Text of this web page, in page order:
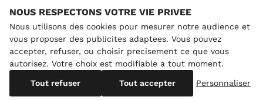
SO LUNETTES
jusqu'au 28/08/2026 inclus. Vous pouvez continuer a
commander : les expéditions reprennent le 29/08/2026.
Copyright SO-LUNETTES . All Rights Reserved
NOUS RESPECTONS VOTRE VIE PRIVEE
Nous utilisons des cookies pour mesurer notre audience et
vous proposer des publicites adaptees. Vous pouvez
accepter, refuser, ou choisir precisement ce que vous
autorisez. Votre choix est modifiable a tout moment.
Tout refuser Tout accepter Personnaliser